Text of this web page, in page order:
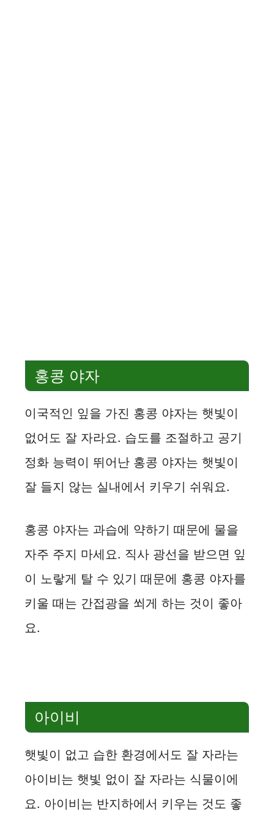
홍콩 야자
이국적인 잎을 가진 홍콩 야자는 햇빛이
없어도 잘 자라요. 습도를 조절하고 공기
정화 능력이 뛰어난 홍콩 야자는 햇빛이
잘 들지 않는 실내에서 키우기 쉬워요.
홍콩 야자는 과습에 약하기 때문에 물을
자주 주지 마세요. 직사 광선을 받으면 잎
이 노랗게 탈 수 있기 때문에 홍콩 야자를
키울 때는 간접광을 쐬게 하는 것이 좋아
요.
아이비
햇빛이 없고 습한 환경에서도 잘 자라는
아이비는 햇빛 없이 잘 자라는 식물이에
요. 아이비는 반지하에서 키우는 것도 좋